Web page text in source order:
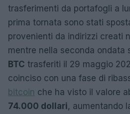
trasferimenti da portafogli a
prima tornata sono stati
provenienti da indirizzi creati
mentre nella seconda ondata
BTC trasferiti il 29 maggio
coinciso con una fase di
bitcoin che ha visto il valore
74.000 dollari, aumentando